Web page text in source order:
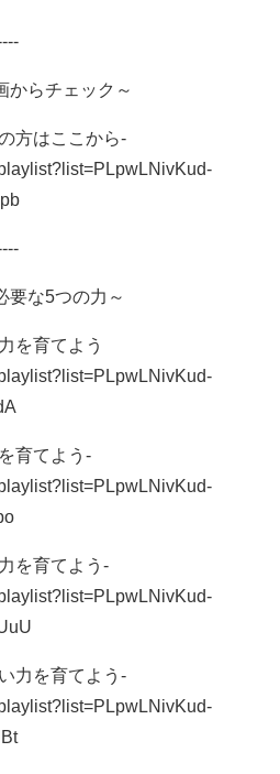
からチェック～
方はここから-
要な5つの力～
を育てよう
育てよう-
を育てよう-
力を育てよう-